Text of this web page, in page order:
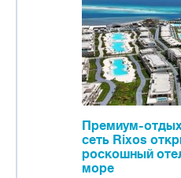
Премиум-
сеть Rixos
роскошный
море